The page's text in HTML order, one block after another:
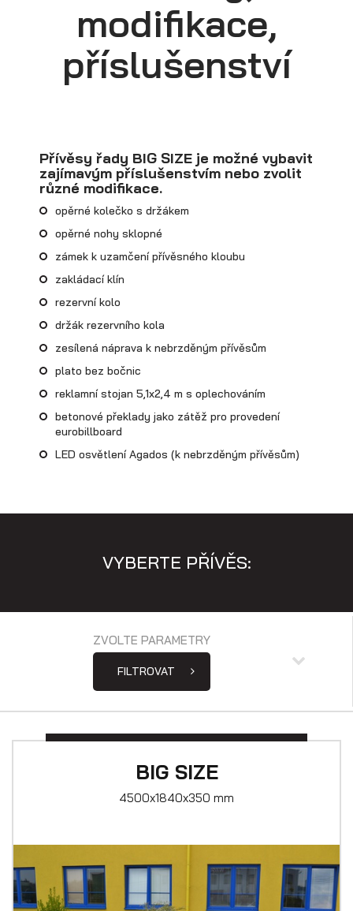
Skladové přívěsy
modifikace,
příslušenství
Přívěsy řady BIG SIZE je možné vybavit
zajímavým příslušenstvím nebo zvolit
různé modifikace.
opěrné kolečko s držákem
opěrné nohy sklopné
zámek k uzamčení přívěsného kloubu
zakládací klín
rezervní kolo
držák rezervního kola
zesílená náprava k nebrzděným přívěsům
plato bez bočnic
reklamní stojan 5,1x2,4 m s oplechováním
betonové překlady jako zátěž pro provedení
eurobillboard
LED osvětlení Agados (k nebrzděným přívěsům)
VYBERTE PŘÍVĚS:
ZVOLTE PARAMETRY
FILTROVAT
BIG SIZE
4500x1840x350 mm